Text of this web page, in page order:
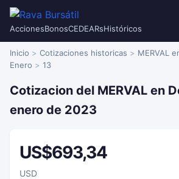
AccionesBonosCEDEARsHistóricos
Inicio Cotizaciones historicas MERVAL
Enero
13
Cotizacion del MERVAL en
enero de 2023
US$693,34
USD